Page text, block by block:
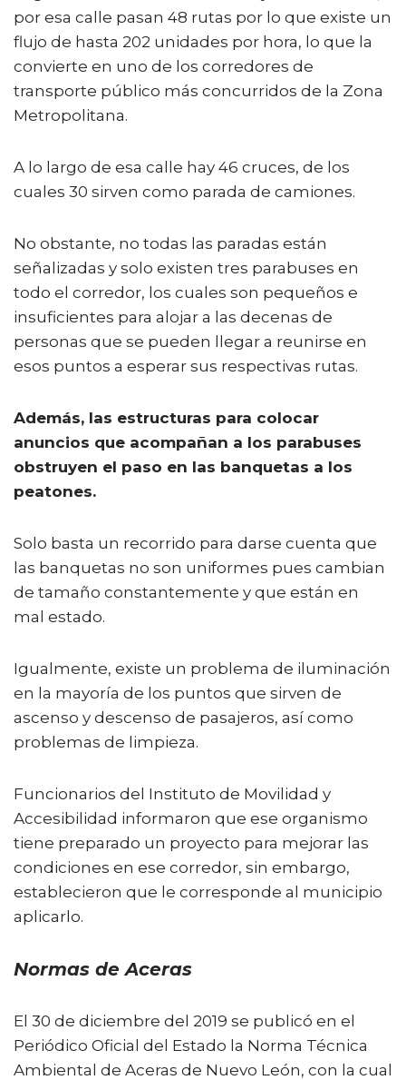
por esa calle pasan 48 rutas por lo que existe un
flujo de hasta 202 unidades por hora, lo que la
convierte en uno de los corredores de
transporte público más concurridos de la Zona
Metropolitana.
A lo largo de esa calle hay 46 cruces, de los
cuales 30 sirven como parada de camiones.
No obstante, no todas las paradas están
señalizadas y solo existen tres parabuses en
todo el corredor, los cuales son pequeños e
insuficientes para alojar a las decenas de
personas que se pueden llegar a reunirse en
esos puntos a esperar sus respectivas rutas.
Además, las estructuras para colocar
anuncios que acompañan a los parabuses
obstruyen el paso en las banquetas a los
peatones.
Solo basta un recorrido para darse cuenta que
las banquetas no son uniformes pues cambian
de tamaño constantemente y que están en
mal estado.
Igualmente, existe un problema de iluminación
en la mayoría de los puntos que sirven de
ascenso y descenso de pasajeros, así como
problemas de limpieza.
Funcionarios del Instituto de Movilidad y
Accesibilidad informaron que ese organismo
tiene preparado un proyecto para mejorar las
condiciones en ese corredor, sin embargo,
establecieron que le corresponde al municipio
aplicarlo.
Normas de Aceras
El 30 de diciembre del 2019 se publicó en el
Periódico Oficial del Estado la Norma Técnica
Ambiental de Aceras de Nuevo León, con la cual